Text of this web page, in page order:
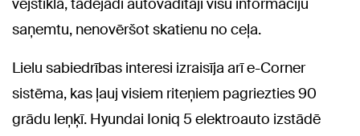
saņemtu, nenovēršot skatienu no ceļa.
Lielu sabiedrības interesi izraisīja arī e-Corner
sistēma, kas ļauj visiem riteņiem pagriezties 90
grādu leņķī. Hyundai Ioniq 5 elektroauto izstādē